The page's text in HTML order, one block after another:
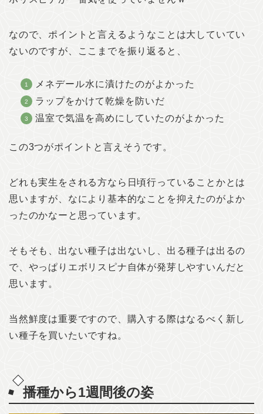
なので、ポイントと言えるようなことは大していてい
ないのですが、ここまでを振り返ると、
メネデール水に漬けたのがよかった
ラップをかけて乾燥を防いだ
温室で気温を高めにしていたのがよかった
この3つがポイントと言えそうです。
どれも実生をされる方なら日頃行っていることかとは
思いますが、なにより基本的なことを抑えたのがよか
ったのかなーと思っています。
そもそも、出ない種子は出ないし、出る種子は出るの
で、やっぱりエボリスピナ自体が発芽しやすいんだと
思います。
当然鮮度は重要ですので、購入する際はなるべく新し
い種子を買いたいですね。
播種から1週間後の姿